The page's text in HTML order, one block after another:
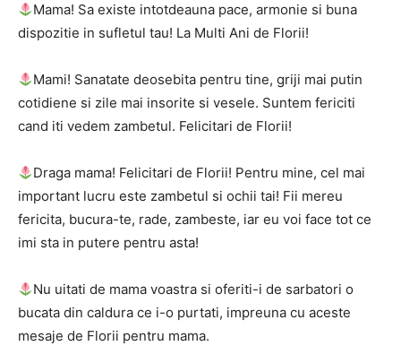
Mama! Sa existe intotdeauna pace, armonie si buna
dispozitie in sufletul tau! La Multi Ani de Florii!
Mami! Sanatate deosebita pentru tine, griji mai putin
cotidiene si zile mai insorite si vesele. Suntem fericiti
cand iti vedem zambetul. Felicitari de Florii!
Draga mama! Felicitari de Florii! Pentru mine, cel mai
important lucru este zambetul si ochii tai! Fii mereu
fericita, bucura-te, rade, zambeste, iar eu voi face tot ce
imi sta in putere pentru asta!
Nu uitati de mama voastra si oferiti-i de sarbatori o
bucata din caldura ce i-o purtati, impreuna cu aceste
mesaje de Florii pentru mama.